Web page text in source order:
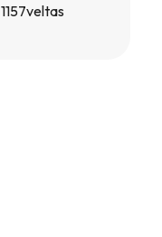
1157veltas